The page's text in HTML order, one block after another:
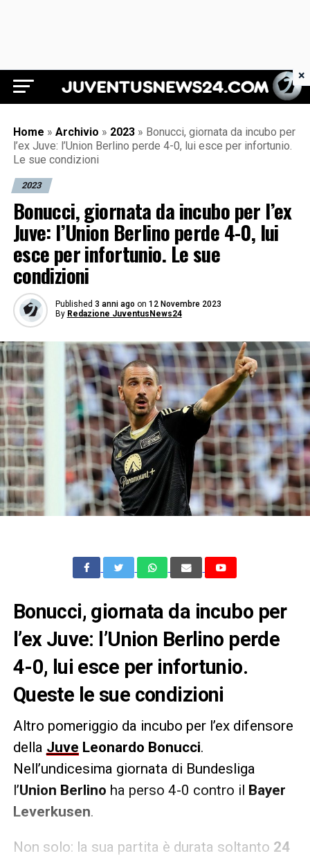
Juventus News 24
Home » Archivio » 2023 » Bonucci, giornata da incubo per
l’ex Juve: l’Union Berlino perde 4-0, lui esce per infortunio.
Le sue condizioni
2023
Bonucci, giornata da incubo per l’ex
Juve: l’Union Berlino perde 4-0, lui
esce per infortunio. Le sue
condizioni
Published 3 anni ago on 12 Novembre 2023
By Redazione JuventusNews24
Bonucci, giornata da incubo per
l’ex Juve: l’Union Berlino perde
4-0, lui esce per infortunio.
Queste le sue condizioni
Altro pomeriggio da incubo per l’ex difensore
della Juve Leonardo Bonucci.
Nell’undicesima giornata di Bundesliga
l’Union Berlino ha perso 4-0 contro il Bayer
Leverkusen.
Non solo: la sua partita è durata soltanto 24
×